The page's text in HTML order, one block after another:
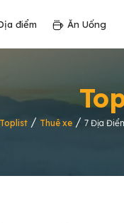
điểm Ăn Uống
Toplist/ Thuê xe/ 7 Địa